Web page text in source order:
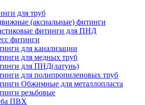
для труб
(аксиальные) фитинги
фитинги для ПНД
фитинги
для канализации
для медных труб
для ПНД(латунь)
для полипропиленовых труб
Обжимные для металлопласта
резьбовые
ПВХ